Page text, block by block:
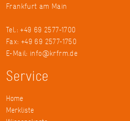
Frankfurt am Main
Tel.: +49 69 2577-1700
Fax: +49 69 2577-1750
E-Mail: info@krfrm.de
Service
Home
Merkliste